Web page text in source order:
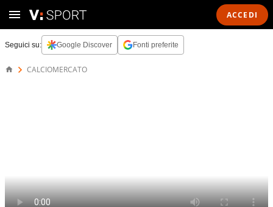
ACCEDI
Seguici su: Google Discover Fonti preferite
CALCIOMERCATO